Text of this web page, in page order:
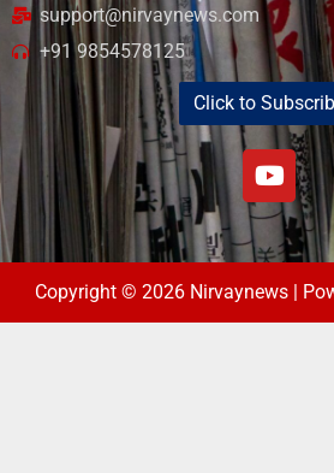
support@nirvaynews.com
+91 9854578125
Click to
Copyright © 2026 Nirvaynews |